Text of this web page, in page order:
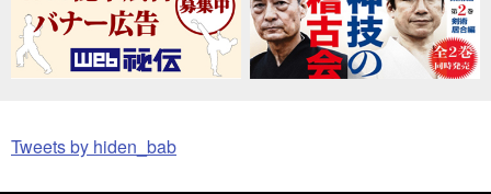
Tweets by hiden_bab